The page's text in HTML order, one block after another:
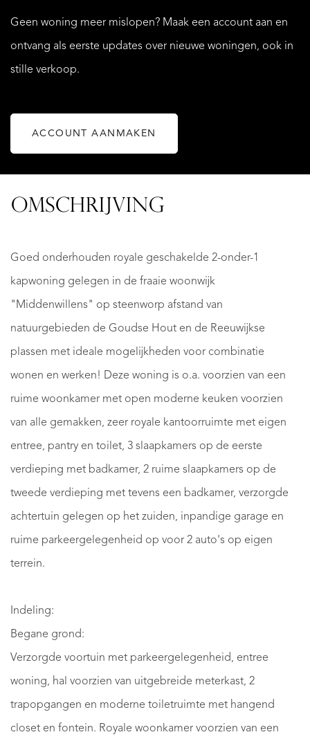
Geen woning meer mislopen? Maak een account aan en
ontvang als eerste updates over nieuwe woningen, ook in
stille verkoop.
ACCOUNT AANMAKEN
OMSCHRIJVING
Goed onderhouden royale geschakelde 2-onder-1
kapwoning gelegen in de fraaie woonwijk
"Middenwillens" op steenworp afstand van
natuurgebieden de Goudse Hout en de Reeuwijkse
plassen met ideale mogelijkheden voor combinatie
wonen en werken! Deze woning is o.a. voorzien van een
ruime woonkamer met open moderne keuken voorzien
van alle gemakken, zeer royale kantoorruimte met eigen
entree, pantry en toilet, 3 slaapkamers op de eerste
verdieping met badkamer, 2 ruime slaapkamers op de
tweede verdieping met tevens een badkamer, verzorgde
achtertuin gelegen op het zuiden, inpandige garage en
ruime parkeergelegenheid op voor 2 auto's op eigen
terrein.
Indeling:
Begane grond:
Verzorgde voortuin met parkeergelegenheid, entree
woning, hal voorzien van uitgebreide meterkast, 2
trapopgangen en moderne toiletruimte met hangend
closet en fontein. Royale woonkamer voorzien van een